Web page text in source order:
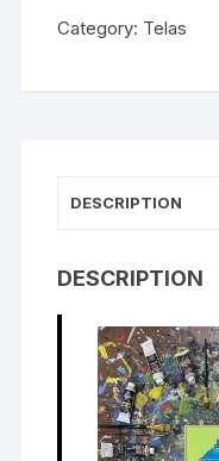
Category: Telas
DESCRIPTION
DESCRIPTION